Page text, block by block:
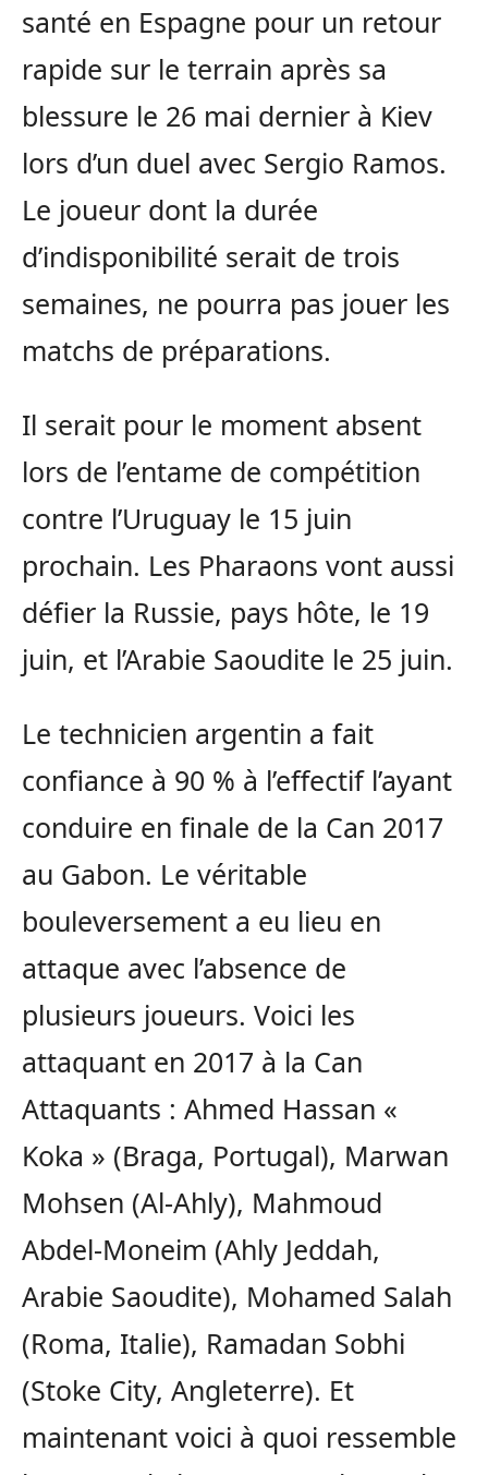
santé en Espagne pour un retour
rapide sur le terrain après sa
blessure le 26 mai dernier à Kiev
lors d’un duel avec Sergio Ramos.
Le joueur dont la durée
d’indisponibilité serait de trois
semaines, ne pourra pas jouer les
matchs de préparations.
Il serait pour le moment absent
lors de l’entame de compétition
contre l’Uruguay le 15 juin
prochain. Les Pharaons vont aussi
défier la Russie, pays hôte, le 19
juin, et l’Arabie Saoudite le 25 juin.
Le technicien argentin a fait
confiance à 90 % à l’effectif l’ayant
conduire en finale de la Can 2017
au Gabon. Le véritable
bouleversement a eu lieu en
attaque avec l’absence de
plusieurs joueurs. Voici les
attaquant en 2017 à la Can
Attaquants : Ahmed Hassan «
Koka » (Braga, Portugal), Marwan
Mohsen (Al-Ahly), Mahmoud
Abdel-Moneim (Ahly Jeddah,
Arabie Saoudite), Mohamed Salah
(Roma, Italie), Ramadan Sobhi
(Stoke City, Angleterre). Et
maintenant voici à quoi ressemble